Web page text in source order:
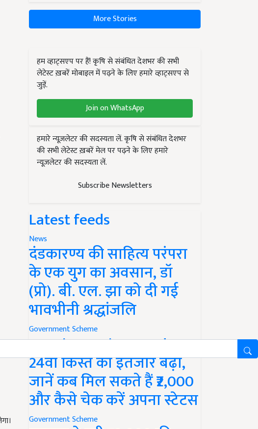
More Stories
हम व्हाट्सएप पर हैं! कृषि से संबंधित देशभर की सभी
लेटेस्ट ख़बरें मोबाइल में पढ़ने के लिए हमारे व्हाट्सएप से
जुड़ें.
Join on WhatsApp
हमारे न्यूज़लेटर की सदस्यता लें. कृषि से संबंधित देशभर
की सभी लेटेस्ट ख़बरें मेल पर पढ़ने के लिए हमारे
न्यूज़लेटर की सदस्यता लें.
Subscribe Newsletters
Latest feeds
News
दंडकारण्य की साहित्य परंपरा
के एक युग का अवसान, डॉ
(प्रो). बी. एल. झा को दी गई
भावभीनी श्रद्धांजलि
Government Scheme
PM Kisan Yojana Update:
24वीं किस्त का इंतजार बढ़ा,
जानें कब मिल सकते हैं ₹2,000
और कैसे चेक करें अपना स्टेटस
Government Scheme